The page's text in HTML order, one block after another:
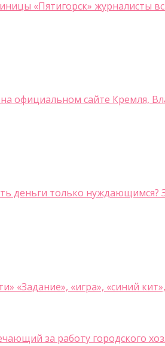
«Пятигорск» журналисты
официальном сайте Кремля,
деньги только нуждающимся?
«Задание», «игра», «синий кит»,
за работу городского